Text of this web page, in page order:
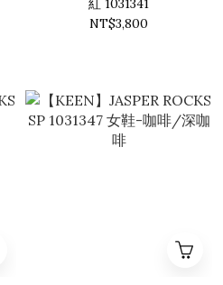
紅 1031341
NT$3,800